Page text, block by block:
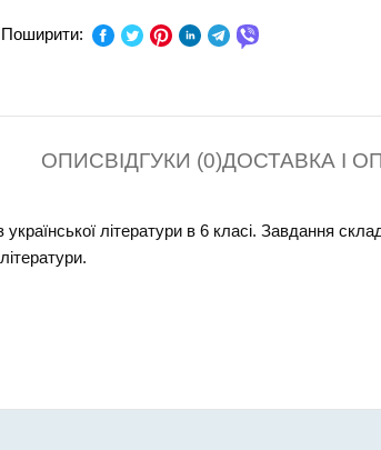
ПРЕДМЕТ:
СЕРІЯ:
В ПАЧЦІ (ШТ):
Поширити:
ОПИСВІДГУКИ (0)ДОСТАВКА І
літератури в 6 класі. Завдання